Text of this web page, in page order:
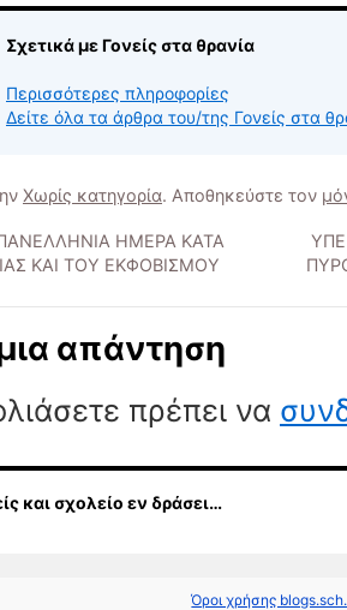
Σχετικά με Γονείς στα θρανία
Περισσότερες πληροφορίες
Δείτε όλα τα άρθρα του/της Γονείς στα
Χωρίς κατηγορία. Αποθηκεύστε τον
ΗΜΕΡΑ ΚΑΤΑ
ΚΑΙ ΤΟΥ ΕΚΦΟΒΙΣΜΟΥ
απάντηση
πρέπει να
και σχολείο εν δράσει…
Όροι χρήσης